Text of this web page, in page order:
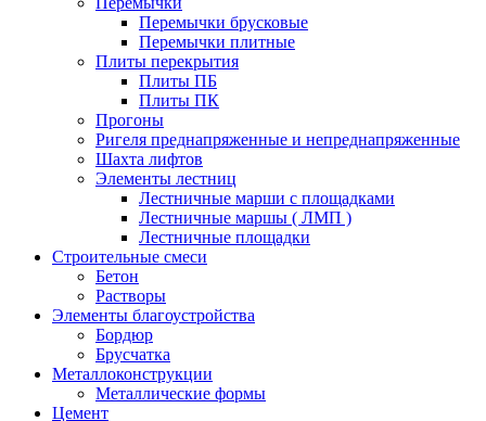
Перемычки брусковые
Перемычки плитные
Плиты перекрытия
Плиты ПБ
Плиты ПК
Прогоны
Ригеля преднапряженные и непреднапряженные
Шахта лифтов
Элементы лестниц
Лестничные марши с площадками
Лестничные маршы ( ЛМП )
Лестничные площадки
Строительные смеси
Бетон
Растворы
Элементы благоустройства
Бордюр
Брусчатка
Металлоконструкции
Металлические формы
Цемент